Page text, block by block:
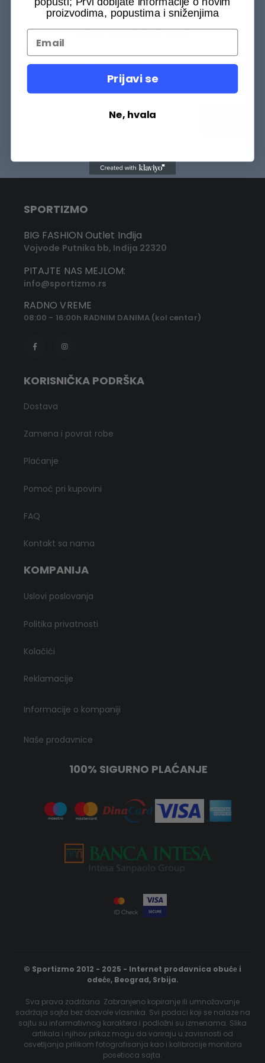
BUDITE MEĐU PRVIMA
Budite među prvih 75000+ Sportizmovaca da saznate šta
je novo na našem sajtu.
SPORTIZMO
BIG FASHION Outlet Inđija
Vojvode Putnika bb, Inđija 22320
PITAJTE NAS MEJLOM:
info@sportizmo.rs
RADNO VREME
08:00 - 16:00h RADNIM DANIMA (kol centar)
KORISNIČKA PODRŠKA
Dostava
Zamena i povrat robe
Plaćanje
Pomoć pri kupovini
FAQ
Kontakt sa nama
KOMPANIJA
Uslovi poslovanja
Politika privatnosti
Kolačići
Reklamacije
Informacije o kompaniji
Naše prodavnice
100% SIGURNO PLAĆANJE
© Sportizmo 2012 - 2025 - Internet prodavnica obućе i
odećе, Beograd, Srbija.
Sva prava zadržana. Zabranjeno kopiranje ili umnožavanje
sadržaja sajta bez dozvole vlasnika. Svi podaci koji se nalaze na
sajtu su informativnog karaktera i podložni su izmenama. Slika
artikala i njihov prikaz mogu da variraju u zavisnosti od
osvetljanja prilikom fotografisanja kao i kalibracije monitora
posetioca sajta.
proizvodima, popustima i sniženjima
Prijavi se
Ne, hvala